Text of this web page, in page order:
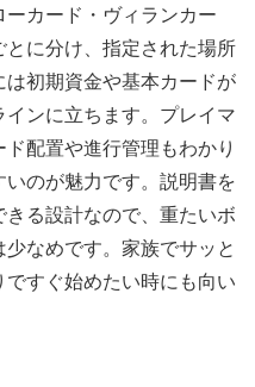
カード・ヴィランカー
とに分け、指定された場所
初期資金や基本カードが
ンに立ちます。プレイマ
配置や進行管理もわかり
のが魅力です。説明書を
る設計なので、重たいボ
なめです。家族でサッと
すぐ始めたい時にも向い